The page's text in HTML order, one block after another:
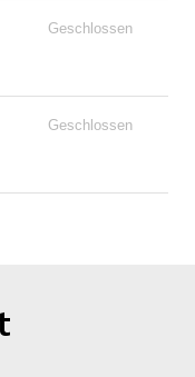
Geschlossen
Geschlossen